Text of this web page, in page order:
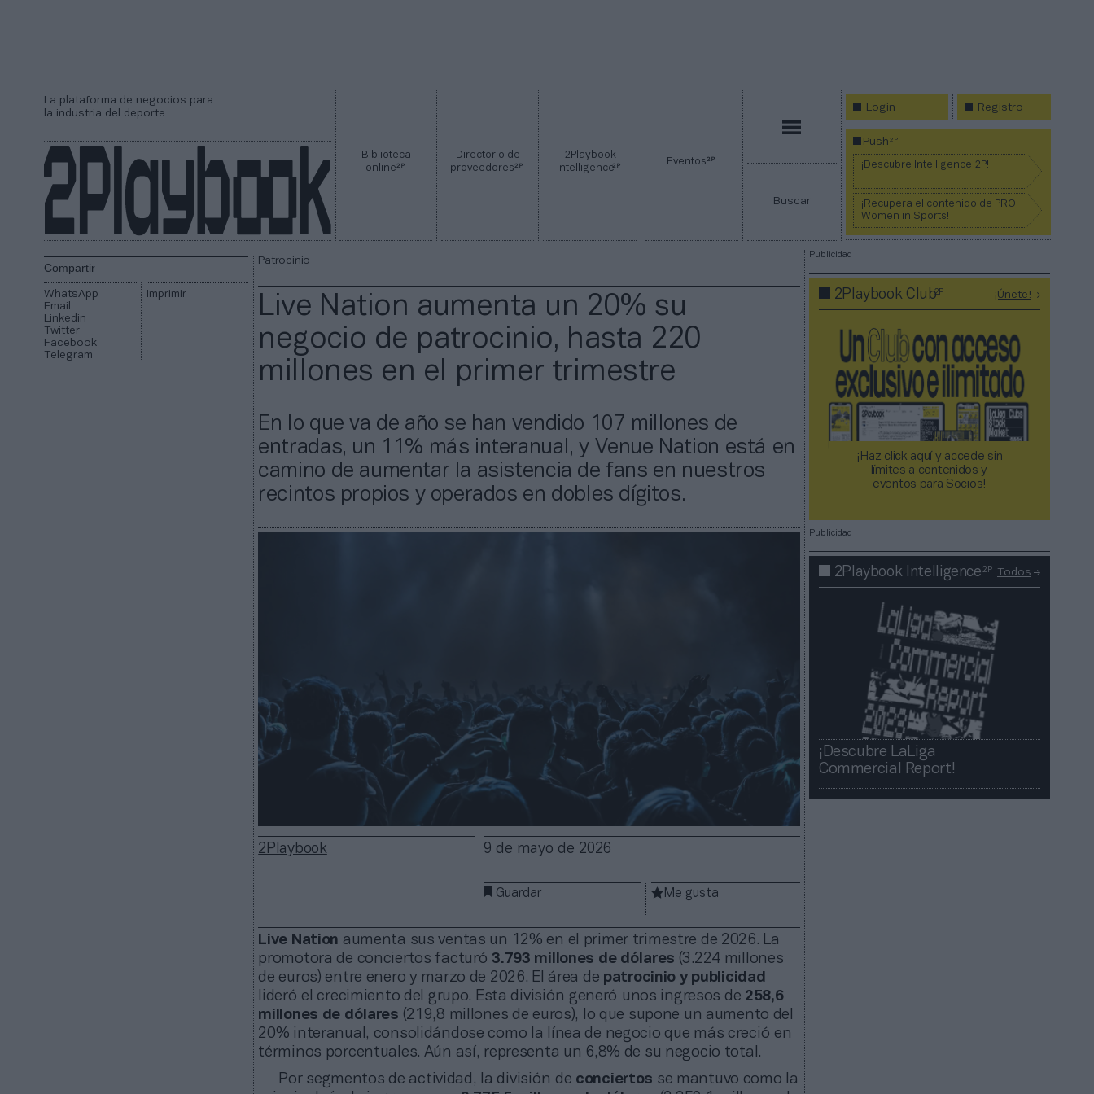
La plataforma de negocios para
la industria del deporte
Biblioteca
online2P
Directorio de
proveedores2P
2Playbook
Intelligence2P Eventos2P
Buscar
Login Registro
Push2P
¡Descubre Intelligence 2P!
¡Recupera el contenido de PRO
Women in Sports!
Compartir
WhatsApp
Email
Linkedin
Twitter
Facebook
Telegram
Imprimir
Patrocinio
Live Nation aumenta un 20% su
negocio de patrocinio, hasta 220
millones en el primer trimestre
En lo que va de año se han vendido 107 millones de
entradas, un 11% más interanual, y Venue Nation está en
camino de aumentar la asistencia de fans en nuestros
recintos propios y operados en dobles dígitos.
2Playbook 9 de mayo de 2026
Guardar Me gusta
Live Nation aumenta sus ventas un 12% en el primer trimestre de 2026. La
promotora de conciertos facturó3.793 millones de dólares (3.224 millones
de euros) entre enero y marzo de 2026. El área de patrocinio y publicidad
lideró el crecimiento del grupo. Esta división generó unos ingresos de 258,6
millones de dólares (219,8 millones de euros), lo que supone un aumento del
20% interanual, consolidándose como la línea de negocio que más creció en
términos porcentuales. Aún así, representa un 6,8% de su negocio total.
Por segmentos de actividad, la división de conciertos se mantuvo como la
Publicidad
2Playbook Club2P ¡Únete!
¡Haz click aquí y accede sin
límites a contenidos y
eventos para Socios!​​​​​​​
Publicidad
2Playbook Intelligence2P Todos
¡Descubre LaLiga
Commercial Report!​​